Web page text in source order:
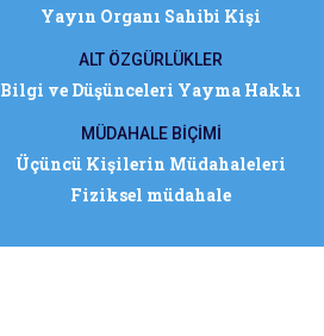
Yayın Organı Sahibi Kişi
ALT ÖZGÜRLÜKLER
Bilgi ve Düşünceleri Yayma Hakkı
MÜDAHALE BİÇİMİ
Üçüncü Kişilerin Müdahaleleri
Fiziksel müdahale